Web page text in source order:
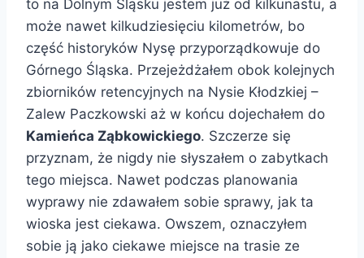
to na Dolnym Śląsku jestem już od kilkunastu, a
może nawet kilkudziesięciu kilometrów, bo
część historyków Nysę przyporządkowuje do
Górnego Śląska. Przejeżdżałem obok kolejnych
zbiorników retencyjnych na Nysie Kłodzkiej –
Zalew Paczkowski aż w końcu dojechałem do
Kamieńca Ząbkowickiego. Szczerze się
przyznam, że nigdy nie słyszałem o zabytkach
tego miejsca. Nawet podczas planowania
wyprawy nie zdawałem sobie sprawy, jak ta
wioska jest ciekawa. Owszem, oznaczyłem
sobie ją jako ciekawe miejsce na trasie ze